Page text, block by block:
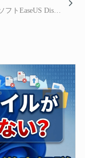
HDD・SSDクローンソフトEaseUS Disk Copyがバージョン7.0をリリースしました。今回のアップデートでは、「イメージクローン」機能と、複数OSの環境において起動していないOSを選択して移行する機能を新たに追加しました。